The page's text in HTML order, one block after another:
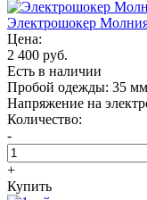
Электрошокер
Цена:
2 400 руб.
Есть в наличии
Пробой одежды: 35 мм
Напряжение на
Количество:
-
+
Купить